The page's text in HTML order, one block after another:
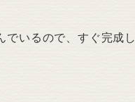
でいるので、すぐ完成し